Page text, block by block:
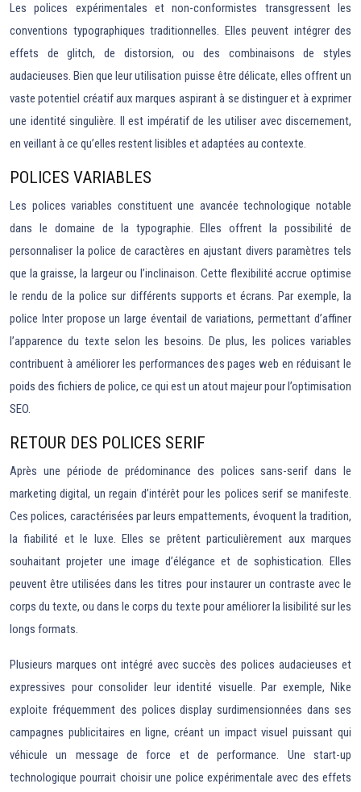
Les polices expérimentales et non-conformistes transgressent les
conventions typographiques traditionnelles. Elles peuvent intégrer des
effets de glitch, de distorsion, ou des combinaisons de styles
audacieuses. Bien que leur utilisation puisse être délicate, elles offrent un
vaste potentiel créatif aux marques aspirant à se distinguer et à exprimer
une identité singulière. Il est impératif de les utiliser avec discernement,
en veillant à ce qu’elles restent lisibles et adaptées au contexte.
POLICES VARIABLES
Les polices variables constituent une avancée technologique notable
dans le domaine de la typographie. Elles offrent la possibilité de
personnaliser la police de caractères en ajustant divers paramètres tels
que la graisse, la largeur ou l’inclinaison. Cette flexibilité accrue optimise
le rendu de la police sur différents supports et écrans. Par exemple, la
police Inter propose un large éventail de variations, permettant d’affiner
l’apparence du texte selon les besoins. De plus, les polices variables
contribuent à améliorer les performances des pages web en réduisant le
poids des fichiers de police, ce qui est un atout majeur pour l’optimisation
SEO.
RETOUR DES POLICES SERIF
Après une période de prédominance des polices sans-serif dans le
marketing digital, un regain d’intérêt pour les polices serif se manifeste.
Ces polices, caractérisées par leurs empattements, évoquent la tradition,
la fiabilité et le luxe. Elles se prêtent particulièrement aux marques
souhaitant projeter une image d’élégance et de sophistication. Elles
peuvent être utilisées dans les titres pour instaurer un contraste avec le
corps du texte, ou dans le corps du texte pour améliorer la lisibilité sur les
longs formats.
Plusieurs marques ont intégré avec succès des polices audacieuses et
expressives pour consolider leur identité visuelle. Par exemple, Nike
exploite fréquemment des polices display surdimensionnées dans ses
campagnes publicitaires en ligne, créant un impact visuel puissant qui
véhicule un message de force et de performance. Une start-up
technologique pourrait choisir une police expérimentale avec des effets